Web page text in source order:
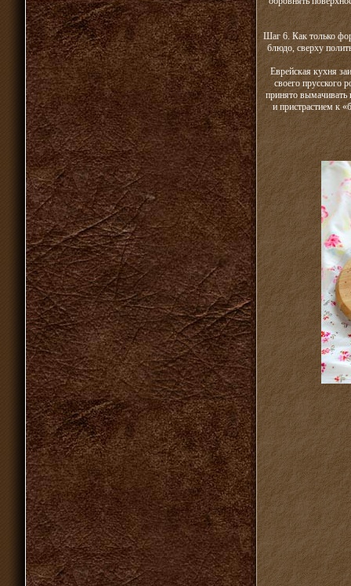
Шаг 6. Как только
блюдо, сверху
Еврейская кухня
своего прусского
принято вымачивать
и пристрастием к